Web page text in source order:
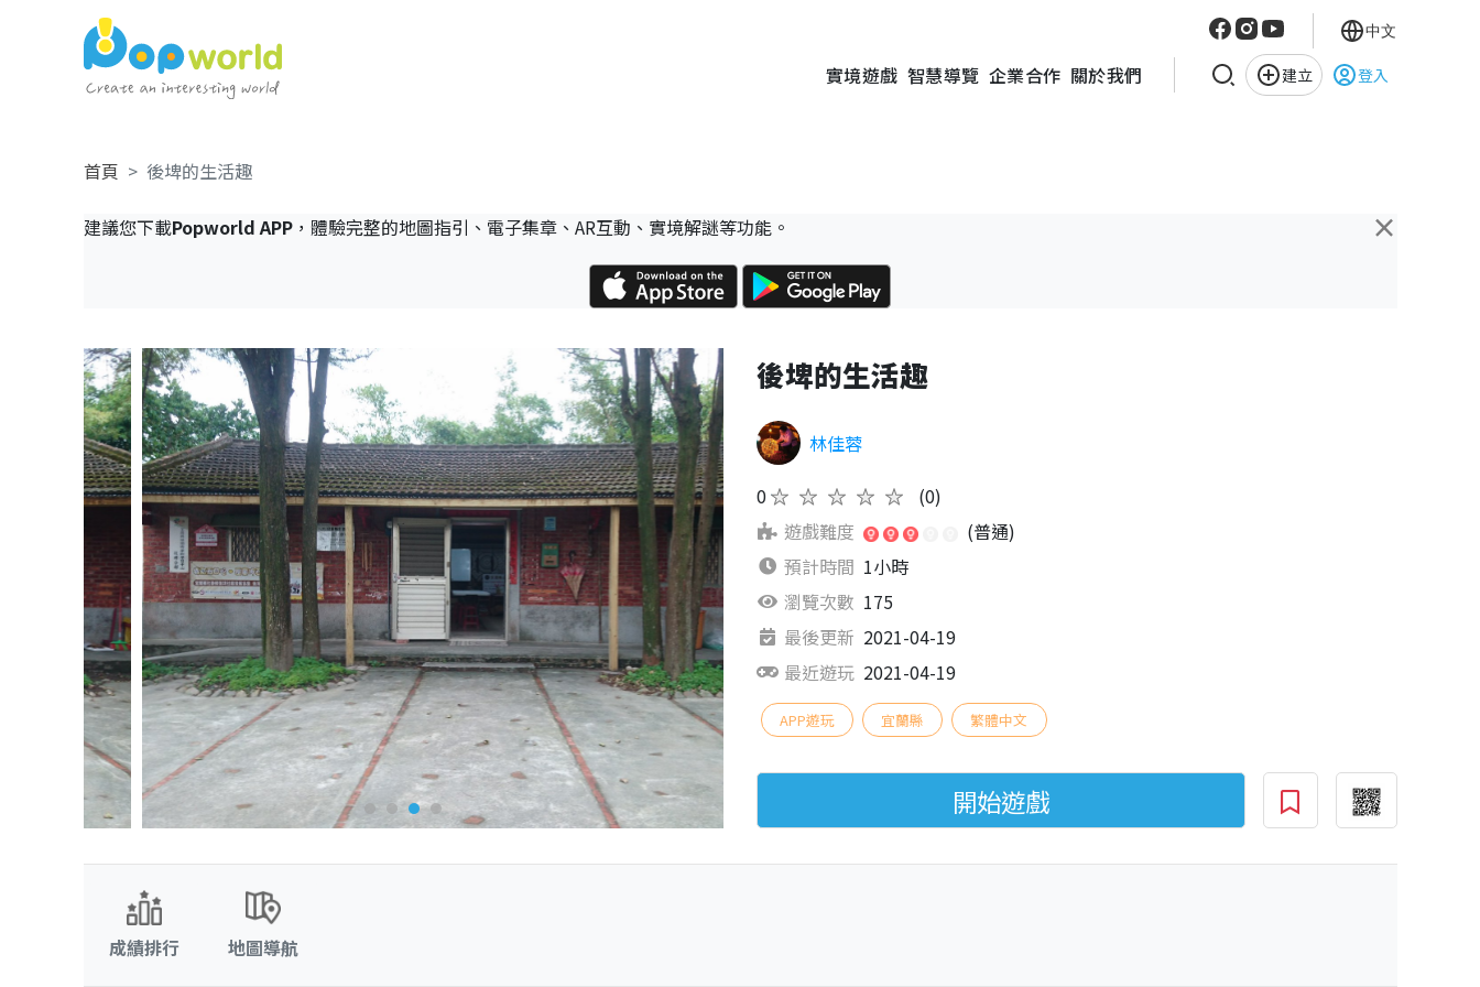
實境遊戲 智慧導覽 企業合作 關於我們 建立 登入
中文
首頁 後埤的生活趣
×
建議您下載Popworld APP，體驗完整的地圖指引、電子集章、AR互動、實境解謎等功能。
後埤的生活趣
林佳蓉
0★★★★★
(0)
遊戲難度
(普通)
預計時間 1小時
瀏覽次數 175
最後更新 2021-04-19
最近遊玩 2021-04-19
APP遊玩 宜蘭縣 繁體中文
開始遊戲
成績排行 地圖導航